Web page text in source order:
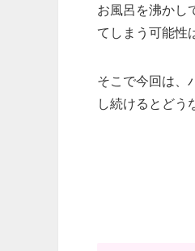
お風呂を沸かし
てしまう可能性
そこで今回は、
し続けるとどう